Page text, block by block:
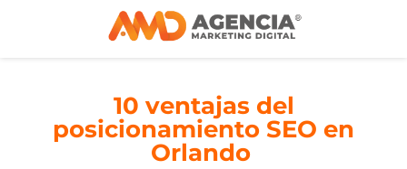
10 ventajas del
posicionamiento SEO en
Orlando